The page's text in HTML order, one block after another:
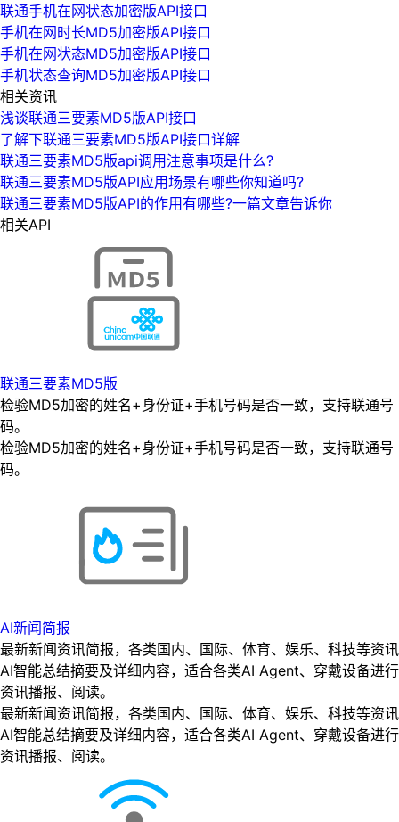
联通手机在网状态加密版API接口
手机在网时长MD5加密版API接口
手机在网状态MD5加密版API接口
手机状态查询MD5加密版API接口
相关资讯
浅谈联通三要素MD5版API接口
了解下联通三要素MD5版API接口详解
联通三要素MD5版api调用注意事项是什么?
联通三要素MD5版API应用场景有哪些你知道吗?
联通三要素MD5版API的作用有哪些?一篇文章告诉你
相关API
联通三要素MD5版
检验MD5加密的姓名+身份证+手机号码是否一致，支持联通号
码。
检验MD5加密的姓名+身份证+手机号码是否一致，支持联通号
码。
AI新闻简报
最新新闻资讯简报，各类国内、国际、体育、娱乐、科技等资讯
AI智能总结摘要及详细内容，适合各类AI Agent、穿戴设备进行
资讯播报、阅读。
最新新闻资讯简报，各类国内、国际、体育、娱乐、科技等资讯
AI智能总结摘要及详细内容，适合各类AI Agent、穿戴设备进行
资讯播报、阅读。